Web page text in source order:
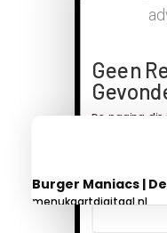
Burger Maniacs |
menukaartdigitaal.nl